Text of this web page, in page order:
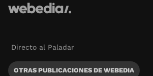
Directo al Paladar
OTRAS PUBLICACIONES DE WEBEDIA